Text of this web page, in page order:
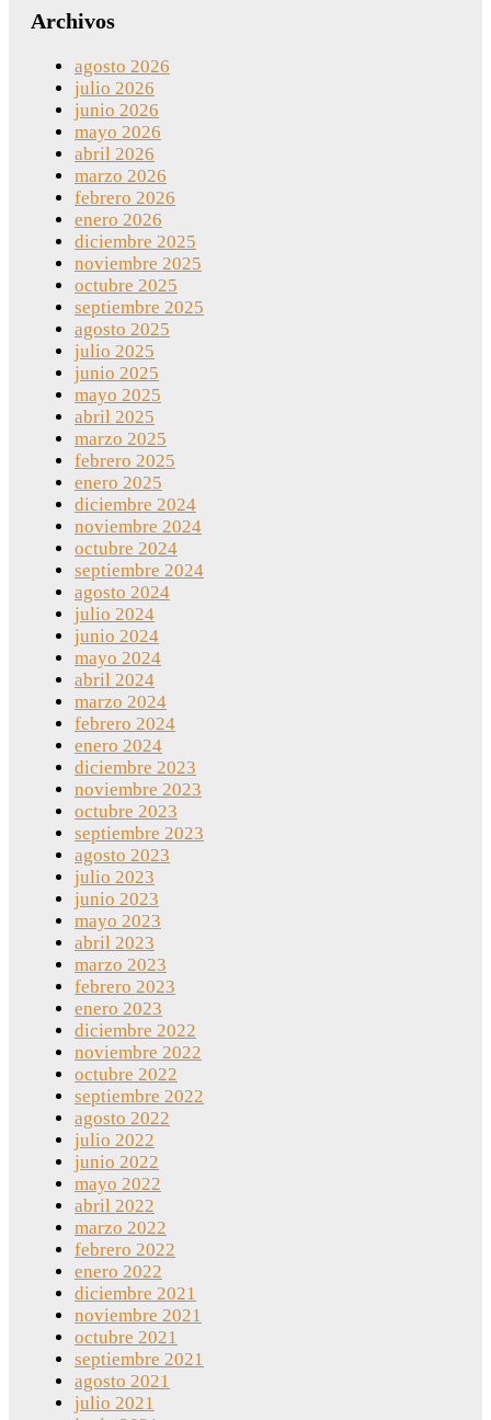
Archivos
agosto 2026
julio 2026
junio 2026
mayo 2026
abril 2026
marzo 2026
febrero 2026
enero 2026
diciembre 2025
noviembre 2025
octubre 2025
septiembre 2025
agosto 2025
julio 2025
junio 2025
mayo 2025
abril 2025
marzo 2025
febrero 2025
enero 2025
diciembre 2024
noviembre 2024
octubre 2024
septiembre 2024
agosto 2024
julio 2024
junio 2024
mayo 2024
abril 2024
marzo 2024
febrero 2024
enero 2024
diciembre 2023
noviembre 2023
octubre 2023
septiembre 2023
agosto 2023
julio 2023
junio 2023
mayo 2023
abril 2023
marzo 2023
febrero 2023
enero 2023
diciembre 2022
noviembre 2022
octubre 2022
septiembre 2022
agosto 2022
julio 2022
junio 2022
mayo 2022
abril 2022
marzo 2022
febrero 2022
enero 2022
diciembre 2021
noviembre 2021
octubre 2021
septiembre 2021
agosto 2021
julio 2021